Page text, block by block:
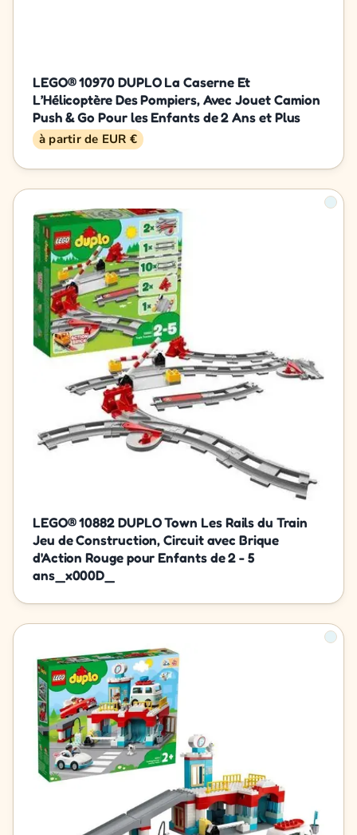
LEGO® 10970 DUPLO La Caserne Et
L’Hélicoptère Des Pompiers, Avec Jouet Camion
Push & Go Pour les Enfants de 2 Ans et Plus
à partir de EUR €
LEGO® 10882 DUPLO Town Les Rails du Train
Jeu de Construction, Circuit avec Brique
d'Action Rouge pour Enfants de 2 - 5
ans_x000D_